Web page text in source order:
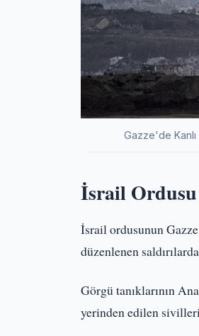
Gazze'de Kanlı
İsrail Ordusu
İsrail ordusunun
düzenlenen
Görgü tanıklarının
yerinden edilen